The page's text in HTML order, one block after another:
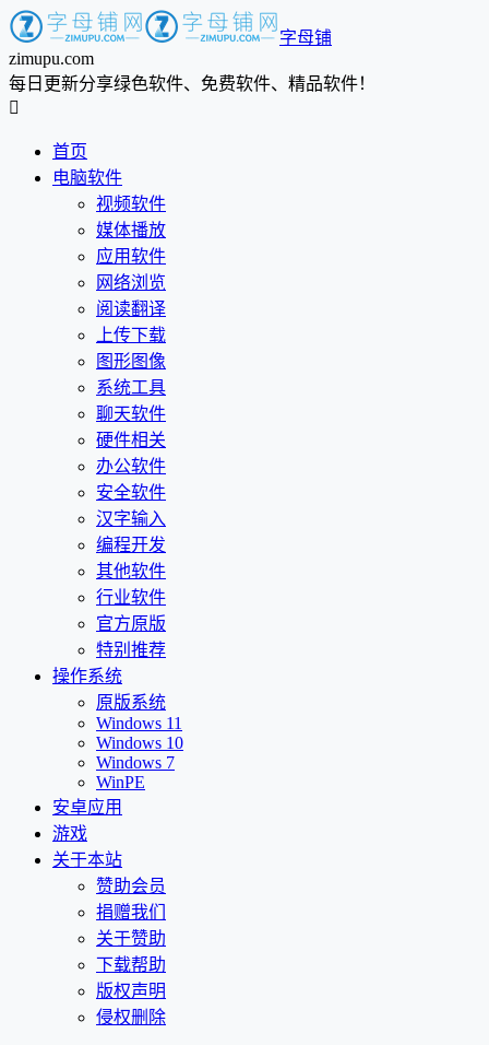
字母铺
zimupu.com
每日更新分享绿色软件、免费软件、精品软件！

首页
电脑软件
视频软件
媒体播放
应用软件
网络浏览
阅读翻译
上传下载
图形图像
系统工具
聊天软件
硬件相关
办公软件
安全软件
汉字输入
编程开发
其他软件
行业软件
官方原版
特别推荐
操作系统
原版系统
Windows 11
Windows 10
Windows 7
WinPE
安卓应用
游戏
关于本站
赞助会员
捐赠我们
关于赞助
下载帮助
版权声明
侵权删除